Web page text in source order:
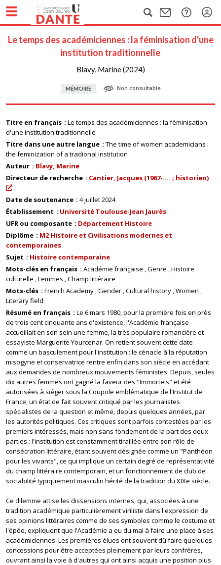
Le temps des académiciennes : la féminisation d'une
institution traditionnelle
Blavy, Marine (2024)
MÉMOIRE Non consultable
Titre en français
Le temps des académiciennes : la féminisation
d'une institution traditionnelle
Titre dans une autre langue
The time of women academicians :
the feminization of a tradional institution
Auteur
Blavy, Marine
Directeur de recherche
Cantier, Jacques (1967-.... ; historien)
Date de soutenance
4 juillet 2024
Établissement
Université Toulouse-Jean Jaurès
UFR ou composante
Département Histoire
Diplôme
M2 Histoire et Civilisations modernes et
contemporaines
Sujet
Histoire contemporaine
Mots-clés en français
Académie française Genre Histoire
culturelle Femmes Champ littéraire
Mots-clés
French Academy Gender Cultural history Women
Literary field
Résumé en français
Le 6 mars 1980, pour la première fois en près
de trois cent cinquante ans d'existence, l'Académie française
accueillait en son sein une femme, la très populaire romancière et
essayiste Marguerite Yourcenar. On retient souvent cette date
comme un basculement pour l'institution : le cénacle à la réputation
misogyne et conservatrice rentre enfin dans son siècle en accédant
aux demandes de nombreux mouvements féministes. Depuis, seules
dix autres femmes ont gagné la faveur des "Immortels" et été
autorisées à siéger sous la Coupole emblématique de l'Institut de
France, un état de fait souvent critiqué par les journalistes
spécialistes de la question et même, depuis quelques années, par
les autorités politiques. Ces critiques sont parfois contestées par les
premiers intéressés, mais non sans fondement de la part des deux
parties : l'institution est constamment tiraillée entre son rôle de
consécration littéraire, étant souvent désignée comme un "Panthéon
pour les vivants", ce qui implique un certain degré de représentativité
du champ littéraire contemporain, et un fonctionnement de club de
sociabilité typiquement masculin hérité de la tradition du XIXe siècle.
Ce dilemme attise les dissensions internes, qui, associées à une
tradition académique particulièrement viriliste dans l'expression de
ses opinions littéraires comme de ses symboles comme le costume et
l'épée, expliquent que l'Académie a eu du mal à faire une place à ses
académiciennes. Les premières élues ont souvent dû faire quelques
concessions pour être acceptées pleinement par leurs confrères,
ouvrant ainsi la voie à d'autres qui ont ainsi acquis une position plus